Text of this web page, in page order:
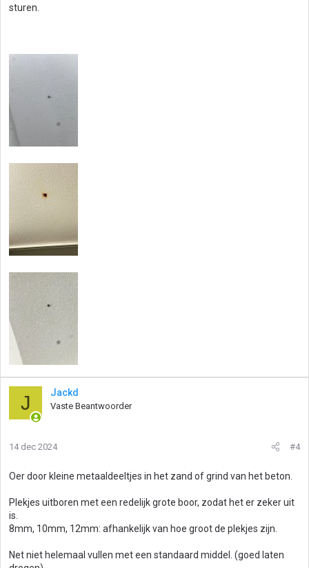
sturen.
J Jackd
Vaste Beantwoorder
14 dec 2024 #4
Oer door kleine metaaldeeltjes in het zand of grind van het beton.
Plekjes uitboren met een redelijk grote boor, zodat het er zeker uit
is.
8mm, 10mm, 12mm: afhankelijk van hoe groot de plekjes zijn.
Net niet helemaal vullen met een standaard middel. (goed laten